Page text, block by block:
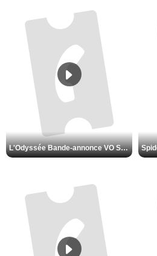
L'Odyssée Bande-annonce VO STFR